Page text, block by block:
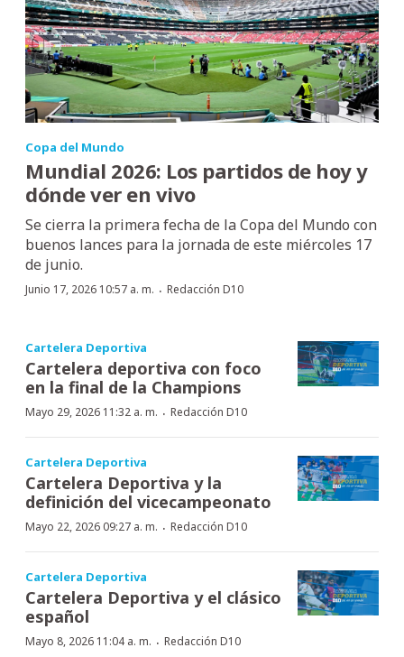
Copa del Mundo
Mundial 2026: Los partidos de hoy y
dónde ver en vivo
Se cierra la primera fecha de la Copa del Mundo con
buenos lances para la jornada de este miércoles 17
de junio.
Junio 17, 2026 10:57 a. m. · Redacción D10
Cartelera Deportiva
Cartelera deportiva con foco
en la final de la Champions
Mayo 29, 2026 11:32 a. m. · Redacción D10
Cartelera Deportiva
Cartelera Deportiva y la
definición del vicecampeonato
Mayo 22, 2026 09:27 a. m. · Redacción D10
Cartelera Deportiva
Cartelera Deportiva y el clásico
español
Mayo 8, 2026 11:04 a. m. · Redacción D10